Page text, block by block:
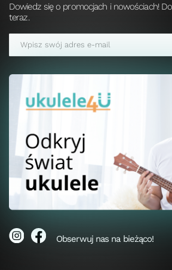
Dowiedz się o promocjach i nowościach!
teraz.
Obserwuj nas na bieżąco!